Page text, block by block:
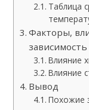
Таблица
Факторы,
зависимость
Влияние
Влияние
Вывод
Похожие